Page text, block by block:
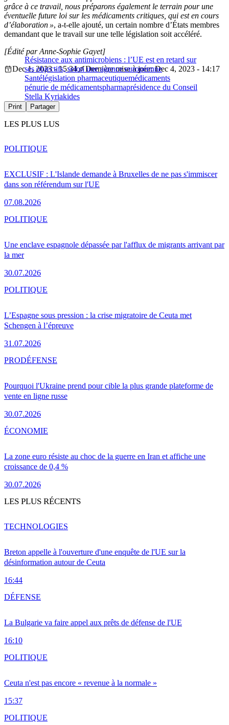
grâce à ce travail, nous préparons également le terrain pour une
éventuelle future loi sur les médicaments critiques, qui est en cours
d’élaboration », a-t-elle ajouté, un certain nombre d’États membres
demandant que le travail sur une telle législation soit accéléré.
Résistance aux antimicrobiens : l’UE est en retard sur
ses objectifs, selon une agence européenne
[Édité par Anne-Sophie Gayet]
Dec 1, 2023 - 15:34
Dernière mise à jour: Dec 4, 2023 - 14:17
Santélégislation pharmaceutiquemédicaments
pénurie de médicamentspharmaprésidence du Conseil
Stella Kyriakides
Print Partager
LES PLUS LUS
EXCLUSIF : L'Islande demande à Bruxelles de ne pas s'immiscer
dans son référendum sur l'UE
07.08.2026
POLITIQUE
Une enclave espagnole dépassée par l'afflux de migrants arrivant par
la mer
30.07.2026
POLITIQUE
L’Espagne sous pression : la crise migratoire de Ceuta met
Schengen à l’épreuve
31.07.2026
POLITIQUE
Pourquoi l'Ukraine prend pour cible la plus grande plateforme de
vente en ligne russe
30.07.2026
PRODÉFENSE
La zone euro résiste au choc de la guerre en Iran et affiche une
croissance de 0,4 %
30.07.2026
ÉCONOMIE
LES PLUS RÉCENTS
Breton appelle à l'ouverture d'une enquête de l'UE sur la
désinformation autour de Ceuta
16:44
TECHNOLOGIES
La Bulgarie va faire appel aux prêts de défense de l'UE
16:10
DÉFENSE
Ceuta n'est pas encore « revenue à la normale »
15:37
POLITIQUE
POLITIQUE